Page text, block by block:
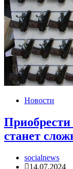
Новости
станет
socialnews
14.07.2024